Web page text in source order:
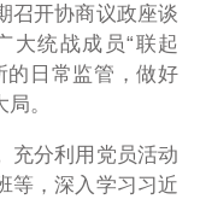
召开协商议政座谈
大统战成员“联起
的日常监管，做好
。
充分利用党员活动
等，深入学习习近